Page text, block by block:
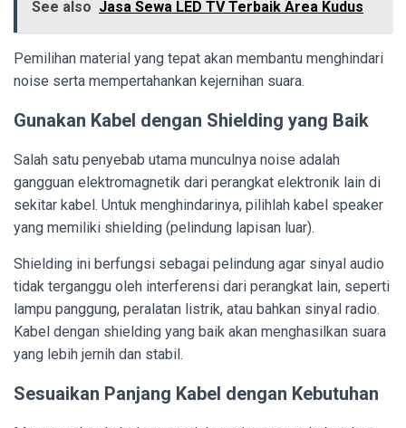
See also Jasa Sewa LED TV Terbaik Area Kudus
Pemilihan material yang tepat akan membantu menghindari
noise serta mempertahankan kejernihan suara.
Gunakan Kabel dengan Shielding yang Baik
Salah satu penyebab utama munculnya noise adalah
gangguan elektromagnetik dari perangkat elektronik lain di
sekitar kabel. Untuk menghindarinya, pilihlah kabel speaker
yang memiliki shielding (pelindung lapisan luar).
Shielding ini berfungsi sebagai pelindung agar sinyal audio
tidak terganggu oleh interferensi dari perangkat lain, seperti
lampu panggung, peralatan listrik, atau bahkan sinyal radio.
Kabel dengan shielding yang baik akan menghasilkan suara
yang lebih jernih dan stabil.
Sesuaikan Panjang Kabel dengan Kebutuhan